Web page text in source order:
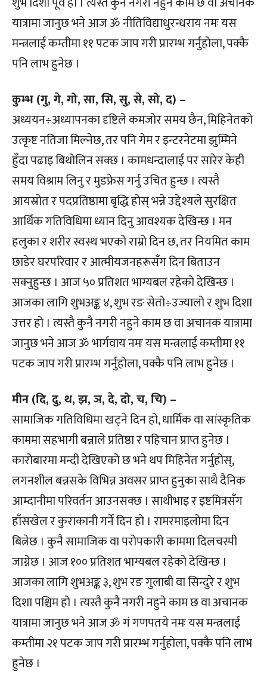
यात्रामा जानुछ भने आज ॐ नीतिविद्याधुरन्धराय नमः यस
मन्त्रलाई कम्तीमा ११ पटक जाप गरी प्रारम्भ गर्नुहोला, पक्कै
पनि लाभ हुनेछ ।
कुम्भ (गु, गे, गो, सा, सि, सु, से, सो, द) –
अध्ययन÷अध्यापनका दृष्टिले कमजोर समय छैन, मिहिनेतको
उत्कृष्ट नतिजा मिल्नेछ, तर पनि गेम र इन्टरनेटमा झुम्मिने
हुँदा पढाइ बिथोलिन सक्छ । कामधन्दालाई पर सारेर केही
समय विश्राम लिनु र मुडफ्रेस गर्नु उचित हुन्छ । त्यस्तै
आयस्रोत र पदप्रतिष्ठामा बृद्धि होस् भन्ने उद्देश्यले सुरक्षित
आर्थिक गतिविधिमा ध्यान दिनु आवश्यक देखिन्छ । मन
हलुका र शरीर स्वस्थ भएको राम्रो दिन छ, तर नियमित काम
छाडेर घरपरिवार र आत्मीयजनहरूसँग दिन बिताउन
सक्नुहुन्छ । आज ५० प्रतिशत भाग्यबल रहेको देखिन्छ ।
आजका लागि शुभअङ्क ४, शुभ रङ सेतो÷उज्यालो र शुभ दिशा
उत्तर हो । त्यस्तै कुनै नगरी नहुने काम छ वा अचानक यात्रामा
जानुछ भने आज ॐ भार्गवाय नमः यस मन्त्रलाई कम्तीमा ११
पटक जाप गरी प्रारम्भ गर्नुहोला, पक्कै पनि लाभ हुनेछ ।
मीन (दि, दु, थ, झ, ञ, दे, दो, च, चि) –
सामाजिक गतिविधिमा खट्ने दिन हो, धार्मिक वा सांस्कृतिक
काममा सहभागी बन्नाले प्रतिष्ठा र पहिचान प्राप्त हुनेछ ।
कारोबारमा मन्दी देखिएको छ भने थप मिहिनेत गर्नुहोस्,
लगनशील बन्नसके विभिन्न अवसर प्राप्त हुनुका साथै दैनिक
आम्दानीमा परिवर्तन आउनसक्छ । साथीभाइ र इष्टमित्रसँग
हाँसखेल र कुराकानी गर्ने दिन हो । रामरमाइलोमा दिन
बित्नेछ । कुनै सामाजिक वा परोपकारी काममा दिलचस्पी
जाग्नेछ । आज १०० प्रतिशत भाग्यबल रहेको देखिन्छ ।
आजका लागि शुभअङ्क ३, शुभ रङ गुलाबी वा सिन्दुरे र शुभ
दिशा पश्चिम हो । त्यस्तै कुनै नगरी नहुने काम छ वा अचानक
यात्रामा जानुछ भने आज ॐ गं गणपतये नमः यस मन्त्रलाई
कम्तीमा २१ पटक जाप गरी प्रारम्भ गर्नुहोला, पक्कै पनि लाभ
हुनेछ ।